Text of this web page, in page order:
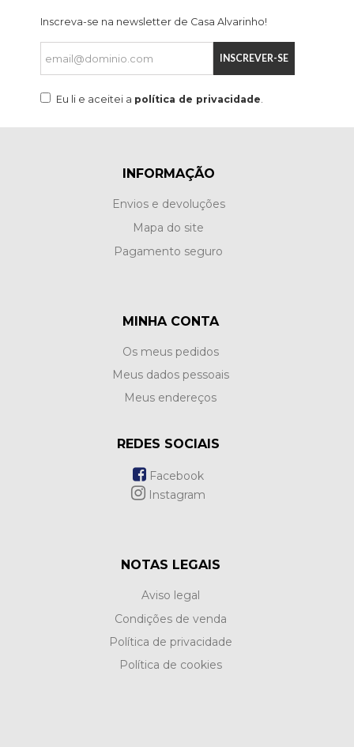
Inscreva-se na newsletter de Casa Alvarinho!
INSCREVER-SE
Eu li e aceitei a política de privacidade.
INFORMAÇÃO
Envios e devoluções
Mapa do site
Pagamento seguro
MINHA CONTA
Os meus pedidos
Meus dados pessoais
Meus endereços
REDES SOCIAIS
Facebook
Instagram
NOTAS LEGAIS
Aviso legal
Condições de venda
Política de privacidade
Política de cookies